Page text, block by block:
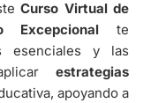
Curso Virtual de
te
esenciales y las
estrategias
apoyando a